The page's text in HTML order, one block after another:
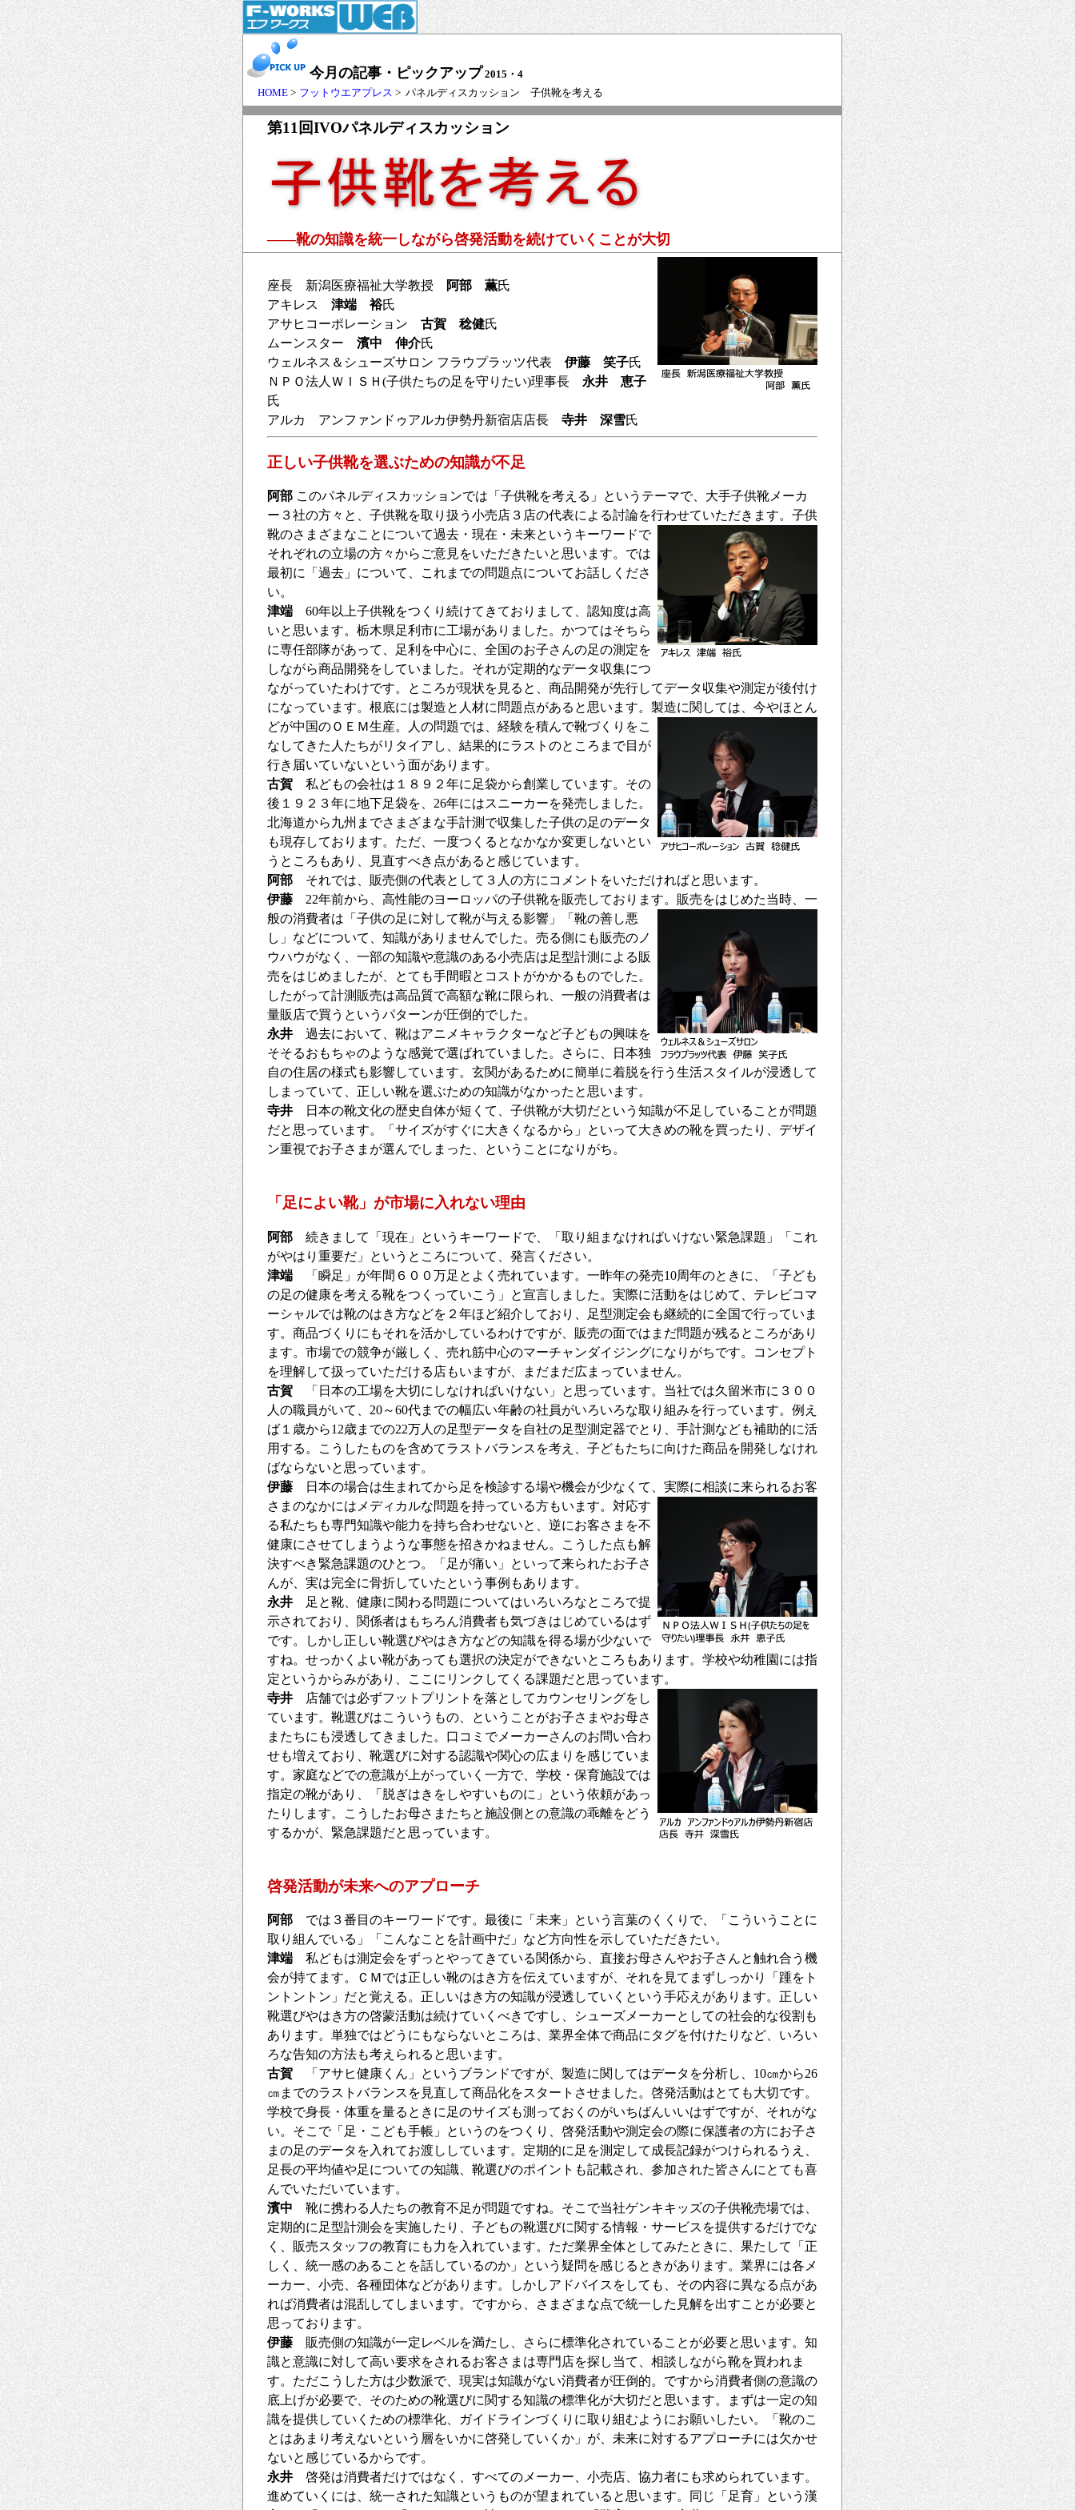
今月の記事・ピックアップ 2015・4
HOME > フットウエアプレス > パネルディスカッション 子供靴を考える
第11回IVOパネルディスカッション
――靴の知識を統一しながら啓発活動を続けていくことが大切
座長 新潟医療福祉大学教授 阿部 薫氏
アキレス 津端 裕氏
アサヒコーポレーション 古賀 稔健氏
ムーンスター 濱中 伸介氏
ウェルネス＆シューズサロン フラウプラッツ代表 伊藤 笑子氏
ＮＰＯ法人ＷＩＳＨ(子供たちの足を守りたい)理事長 永井 恵子
氏
アルカ アンファンドゥアルカ伊勢丹新宿店店長 寺井 深雪氏
正しい子供靴を選ぶための知識が不足
阿部 このパネルディスカッションでは「子供靴を考える」というテーマで、大手子供靴メーカ
ー３社の方々と、子供靴を取り扱う小売店３店の代表による討論を行わせていただきます。子供
靴のさまざまなことについて過去・現在・未来というキーワードで
それぞれの立場の方々からご意見をいただきたいと思います。では
最初に「過去」について、これまでの問題点についてお話しくださ
い。
津端 60年以上子供靴をつくり続けてきておりまして、認知度は高
いと思います。栃木県足利市に工場がありました。かつてはそちら
に専任部隊があって、足利を中心に、全国のお子さんの足の測定を
しながら商品開発をしていました。それが定期的なデータ収集につ
ながっていたわけです。ところが現状を見ると、商品開発が先行してデータ収集や測定が後付け
になっています。根底には製造と人材に問題点があると思います。製造に関しては、今やほとん
どが中国のＯＥＭ生産。人の問題では、経験を積んで靴づくりをこ
なしてきた人たちがリタイアし、結果的にラストのところまで目が
行き届いていないという面があります。
古賀 私どもの会社は１８９２年に足袋から創業しています。その
後１９２３年に地下足袋を、26年にはスニーカーを発売しました。
北海道から九州までさまざまな手計測で収集した子供の足のデータ
も現存しております。ただ、一度つくるとなかなか変更しないとい
うところもあり、見直すべき点があると感じています。
阿部 それでは、販売側の代表として３人の方にコメントをいただければと思います。
伊藤 22年前から、高性能のヨーロッパの子供靴を販売しております。販売をはじめた当時、一
般の消費者は「子供の足に対して靴が与える影響」「靴の善し悪
し」などについて、知識がありませんでした。売る側にも販売のノ
ウハウがなく、一部の知識や意識のある小売店は足型計測による販
売をはじめましたが、とても手間暇とコストがかかるものでした。
したがって計測販売は高品質で高額な靴に限られ、一般の消費者は
量販店で買うというパターンが圧倒的でした。
永井 過去において、靴はアニメキャラクターなど子どもの興味を
そそるおもちゃのような感覚で選ばれていました。さらに、日本独
自の住居の様式も影響しています。玄関があるために簡単に着脱を行う生活スタイルが浸透して
しまっていて、正しい靴を選ぶための知識がなかったと思います。
寺井 日本の靴文化の歴史自体が短くて、子供靴が大切だという知識が不足していることが問題
だと思っています。「サイズがすぐに大きくなるから」といって大きめの靴を買ったり、デザイ
ン重視でお子さまが選んでしまった、ということになりがち。
「足によい靴」が市場に入れない理由
阿部 続きまして「現在」というキーワードで、「取り組まなければいけない緊急課題」「これ
がやはり重要だ」というところについて、発言ください。
津端 「瞬足」が年間６００万足とよく売れています。一昨年の発売10周年のときに、「子ども
の足の健康を考える靴をつくっていこう」と宣言しました。実際に活動をはじめて、テレビコマ
ーシャルでは靴のはき方などを２年ほど紹介しており、足型測定会も継続的に全国で行っていま
す。商品づくりにもそれを活かしているわけですが、販売の面ではまだ問題が残るところがあり
ます。市場での競争が厳しく、売れ筋中心のマーチャンダイジングになりがちです。コンセプト
を理解して扱っていただける店もいますが、まだまだ広まっていません。
古賀 「日本の工場を大切にしなければいけない」と思っています。当社では久留米市に３００
人の職員がいて、20～60代までの幅広い年齢の社員がいろいろな取り組みを行っています。例え
ば１歳から12歳までの22万人の足型データを自社の足型測定器でとり、手計測なども補助的に活
用する。こうしたものを含めてラストバランスを考え、子どもたちに向けた商品を開発しなけれ
ばならないと思っています。
伊藤 日本の場合は生まれてから足を検診する場や機会が少なくて、実際に相談に来られるお客
さまのなかにはメディカルな問題を持っている方もい ます。対応す
る私たちも専門知識や能力を持ち合わせないと、逆にお客さまを不
健康にさせてしまうような事態を招きかねません。こうした点も解
決すべき緊急課題のひとつ。「足が痛い」といって来られたお子さ
んが、実は完全に骨折していたという事例もあります。
永井 足と靴、健康に関わる問題についてはいろいろなところで提
示されており、関係者はもちろん消費者も気づきはじめているはず
です。しかし正しい靴選びやはき方などの知識を得る場が少ないで
すね。せっかくよい靴があっても選択の決定ができないところもあります。学校や幼稚園には指
定というからみがあり、ここにリンクしてくる課題だと思っています。
寺井 店舗では必ずフットプリントを落としてカウンセリングをし
ています。靴選びはこういうもの、ということがお子さまやお母さ
またちにも浸透してきました。口コミでメーカーさんのお問い合わ
せも増えており、靴選びに対する認識や関心の広まりを感じていま
す。家庭などでの意識が上がっていく一方で、学校・保育施設では
指定の靴があり、「脱ぎはきをしやすいものに」という依頼があっ
たりします。こうしたお母さまたちと施設側との意識の乖離をどう
するかが、緊急課題だと思っています。
啓発活動が未来へのアプローチ
阿部 では３番目のキーワードです。最後に「未来」という言葉のくくりで、「こういうことに
取り組んでいる」「こんなことを計画中だ」など方向性を示していただきたい。
津端 私どもは測定会をずっとやってきている関係から、直接お母さんやお子さんと触れ合う機
会が持てます。ＣＭでは正しい靴のはき方を伝えていますが、それを見てまずしっかり「踵をト
ントントン」だと覚える。正しいはき方の知識が浸透していくという手応えがあります。正しい
靴選びやはき方の啓蒙活動は続けていくべきですし、シューズメーカーとしての社会的な役割も
あります。単独ではどうにもならないところは、業界全体で商品にタグを付けたりなど、いろい
ろな告知の方法も考えられると思います。
古賀 「アサヒ健康くん」というブランドですが、製造に関してはデータを分析し、10㎝から26
㎝までのラストバランスを見直して商品化をスタートさせました。啓発活動はとても大切です。
学校で身長・体重を量るときに足のサイズも測っておくのがいちばんいいはずですが、それがな
い。そこで「足・こども手帳」というのをつくり、啓発活動や測定会の際に保護者の方にお子さ
まの足のデータを入れてお渡ししています。定期的に足を測定して成長記録がつけられるうえ、
足長の平均値や足についての知識、靴選びのポイントも記載され、参加された皆さんにとても喜
んでいただいています。
濱中 靴に携わる人たちの教育不足が問題ですね。そこで当社ゲンキキッズの子供靴売場では、
定期的に足型計測会を実施したり、子どもの靴選びに関する情報・サービスを提供するだけでな
く、販売スタッフの教育にも力を入れています。ただ業界全体としてみたときに、果たして「正
しく、統一感のあることを話しているのか」という疑問を感じるときがあります。業界には各メ
ーカー、小売、各種団体などがあります。しかしアドバイスをしても、その内容に異なる点があ
れば消費者は混乱してしまいます。ですから、さまざまな点で統一した見解を出すことが必要と
思っております。
伊藤 販売側の知識が一定レベルを満たし、さらに標準化されていることが必要と思います。知
識と意識に対して高い要求をされるお客さまは専門店を探し当て、相談しながら靴を買われま
す。ただこうした方は少数派で、現実は知識がない消費者が圧倒的。ですから消費者側の意識の
底上げが必要で、そのための靴選びに関する知識の標準化が大切だと思います。まずは一定の知
識を提供していくための標準化、ガイドラインづくりに取り組むようにお願いしたい。「靴のこ
とはあまり考えないという層をいかに啓発していくか」が、未来に対するアプローチには欠かせ
ないと感じているからです。
永井 啓発は消費者だけではなく、すべてのメーカー、小売店、協力者にも求められています。
進めていくには、統一された知識というものが望まれていると思います。同じ「足育」という漢